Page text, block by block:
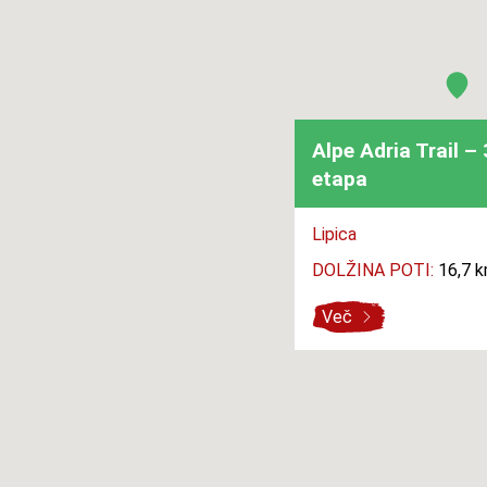
Alpe Adria Trail –
etapa
Lipica
DOLŽINA POTI: 16,7
Več